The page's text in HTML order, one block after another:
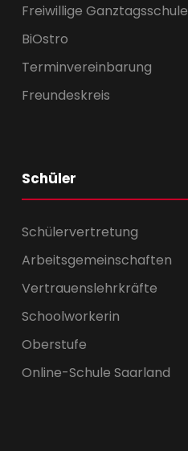
Freiwillige Ganztagsschule
BiOstro
Terminvereinbarung
Freundeskreis
Schüler
Schülervertretung
Arbeitsgemeinschaften
Vertrauenslehrkräfte
Schoolworkerin
Oberstufe
Online-Schule Saarland